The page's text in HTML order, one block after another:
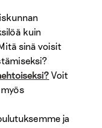
kuin
sinä voisit
Voit
ja